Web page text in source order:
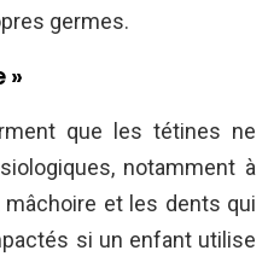
germes.
»
que les tétines ne
notamment à
et les dents qui
si un enfant utilise